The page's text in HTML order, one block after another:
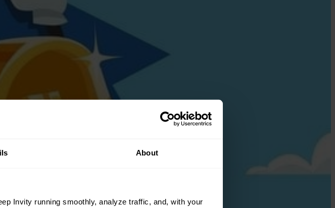
About
Invity running smoothly, analyze traffic, and, with your